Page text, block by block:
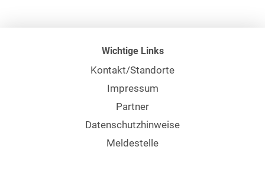
Wichtige Links
Kontakt/Standorte
Impressum
Partner
Datenschutzhinweise
Meldestelle